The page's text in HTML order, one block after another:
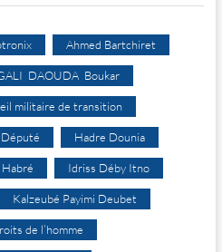
Ahmed Bartchiret
DAOUDA Boukar
militaire de transition
Député Hadre Dounia
Idriss Déby Itno
Kalzeubé Payimi Deubet
de l’homme